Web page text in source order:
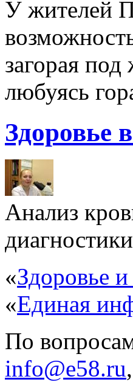
У жителей
загорая
любуясь
Здоровье
Анализ
«Здоровье
«Единая
По
info@e58.ru